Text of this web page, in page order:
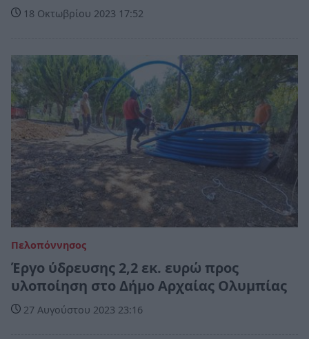
18 Οκτωβρίου 2023 17:52
Πελοπόννησος
Έργο ύδρευσης 2,2 εκ. ευρώ προς
υλοποίηση στο Δήμο Αρχαίας Ολυμπίας
27 Αυγούστου 2023 23:16